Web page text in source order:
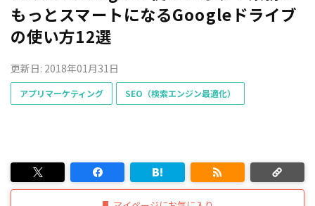
もっとスマートになるGoogleドライブ
の使い方12選
更新日: 2018年01月31日
アプリマーケティング SEO（検索エンジン最適化）